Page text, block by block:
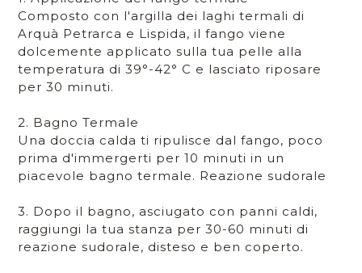
Composto con l'argilla dei laghi termali di
Arquà Petrarca e Lispida, il fango viene
dolcemente applicato sulla tua pelle alla
temperatura di 39°-42° C e lasciato riposare
per 30 minuti.
2. Bagno Termale
Una doccia calda ti ripulisce dal fango, poco
prima d'immergerti per 10 minuti in un
piacevole bagno termale. Reazione sudorale
3. Dopo il bagno, asciugato con panni caldi,
raggiungi la tua stanza per 30-60 minuti di
reazione sudorale, disteso e ben coperto.